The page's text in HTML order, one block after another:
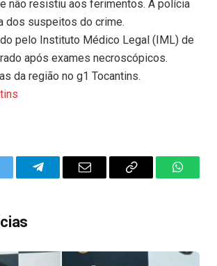
não resistiu aos ferimentos. A polícia
dos suspeitos do crime.
pelo Instituto Médico Legal (IML) de
após exames necroscópicos.
da região no g1 Tocantins.
TelegramEmail
Copy